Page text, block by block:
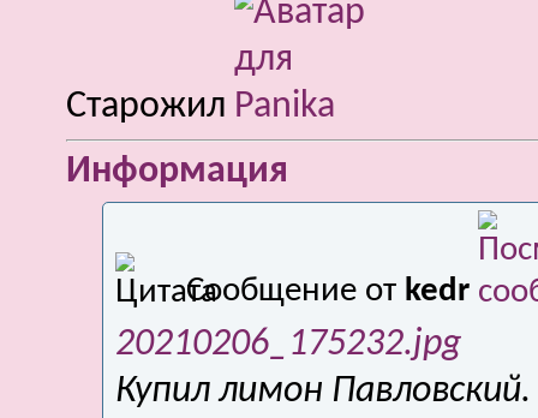
Старожил
Информация
Сообщение от kedr
20210206_175232.jpg
Купил лимон